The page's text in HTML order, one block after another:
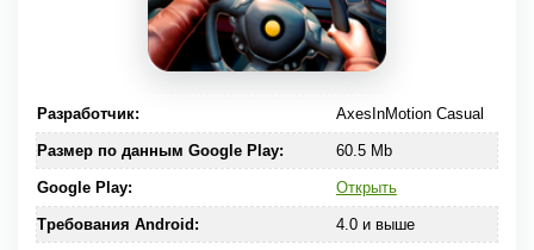
Разработчик: AxesInMotion Casual
Размер по данным Google Play: 60.5 Mb
Google Play: Открыть
Требования Android: 4.0 и выше